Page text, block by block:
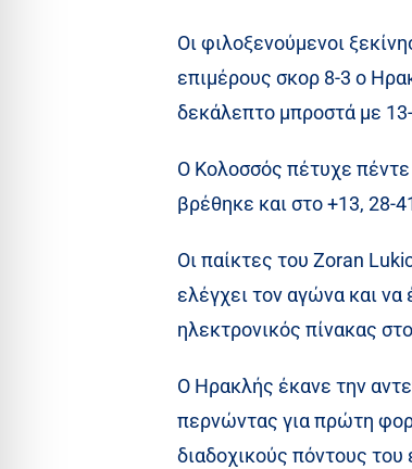
Οι φιλοξενούμενοι
επιμέρους σκορ 8-3 ο
δεκάλεπτο μπροστά με
Ο Κολοσσός πέτυχε
βρέθηκε και στο +13, 28-
Οι παίκτες του Zoran
ελέγχει τον αγώνα και
ηλεκτρονικός πίνακας
Ο Ηρακλής έκανε την
περνώντας για πρώτη
διαδοχικούς πόντους του